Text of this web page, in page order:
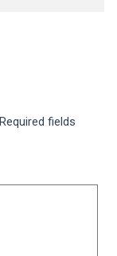
Required fields